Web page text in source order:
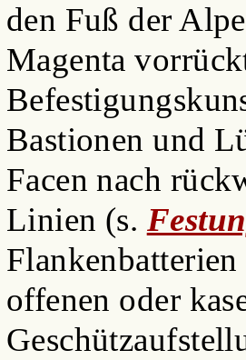
den Fuß der
Magenta
Bastionen und
Facen nach
Linien (s.
offenen oder